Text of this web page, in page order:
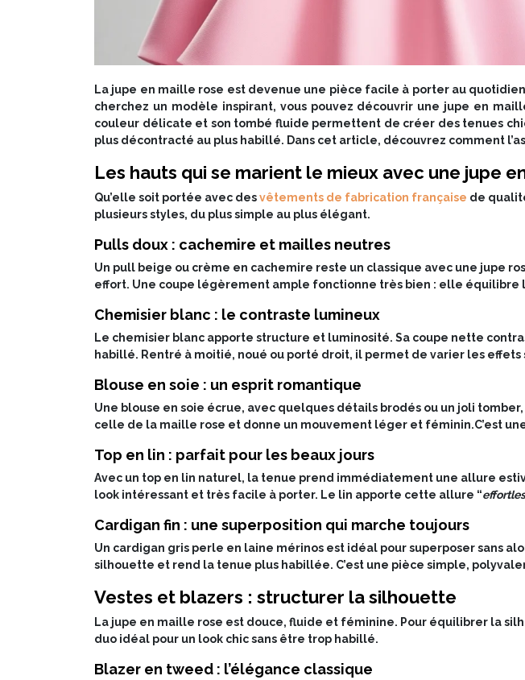
La jupe en maille rose est devenue une pièce facile à porter au
cherchez un modèle inspirant, vous pouvez découvrir une jupe en
couleur délicate et son tombé fluide permettent de créer des tenues
plus décontracté au plus habillé. Dans cet article, découvrez comment
Les hauts qui se marient le mieux avec une jupe
Qu’elle soit portée avec desvêtements de fabrication française de
plusieurs styles, du plus simple au plus élégant.
Pulls doux : cachemire et mailles neutres
Un pull beige ou crème en cachemire reste un classique avec une jupe
effort. Une coupe légèrement ample fonctionne très bien : elle
Chemisier blanc : le contraste lumineux
Le chemisier blanc apporte structure et luminosité. Sa coupe nette
habillé. Rentré à moitié, noué ou porté droit, il permet de varier les effets
Blouse en soie : un esprit romantique
Une blouse en soie écrue, avec quelques détails brodés ou un joli
celle de la maille rose et donne un mouvement léger et féminin.C’est
Top en lin : parfait pour les beaux jours
Avec un top en lin naturel, la tenue prend immédiatement une allure
look intéressant et très facile à porter. Le lin apporte cette allure “
Cardigan fin : une superposition qui marche toujours
Un cardigan gris perle en laine mérinos est idéal pour superposer sans
silhouette et rend la tenue plus habillée. C’est une pièce simple,
Vestes et blazers : structurer la silhouette
La jupe en maille rose est douce, fluide et féminine. Pour équilibrer la
duo idéal pour un look chic sans être trop habillé.
Blazer en tweed : l’élégance classique